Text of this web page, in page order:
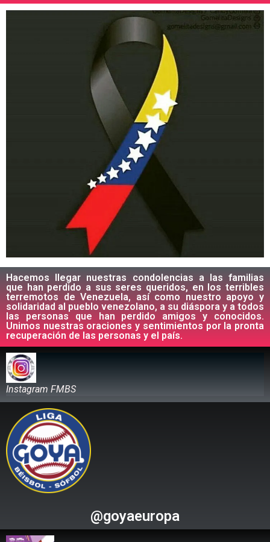
Hacemos llegar nuestras condolencias a las familias
que han perdido a sus seres queridos, en los terribles
terremotos de Venezuela, así como nuestro apoyo y
solidaridad al pueblo venezolano, a su diáspora y a todos
las personas que han perdido amigos y conocidos.
Unimos nuestras oraciones y sentimientos por la pronta
recuperación de las personas y el país.
Instagram FMBS
@goyaeuropa